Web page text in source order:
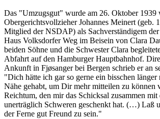
Das "Umzugsgut" wurde am 26. Oktober 1939
Obergerichtsvollzieher Johannes Meinert (geb.
Mitglied der NSDAP) als Sachverständigem
Haus Volksdorfer Weg im Beisein von Clara
beiden Söhne und die Schwester Clara
Abfahrt auf den Hamburger Hauptbahnhof.
Ankunft in Fjøsanger bei Bergen schrieb er an
"Dich hätte ich gar so gerne ein bisschen
Nähe gehabt, um Dir mehr mitteilen zu können
Reichtum, den mir das Schicksal zusammen mit
unerträglich Schweren geschenkt hat. (…) Laß
der Ferne gut Freund zu sein."